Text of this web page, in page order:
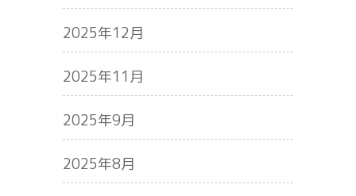
2025年12月
2025年11月
2025年9月
2025年8月